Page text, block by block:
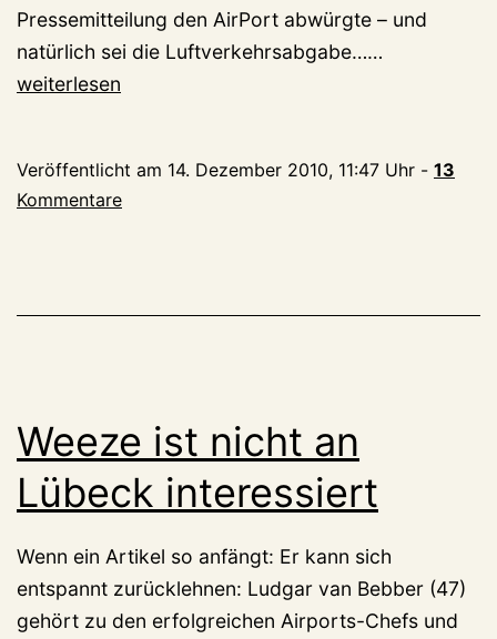
Pressemitteilung den AirPort abwürgte – und
natürlich sei die Luftverkehrsabgabe……
weiterlesen
Veröffentlicht am 14. Dezember 2010, 11:47 Uhr - 13
Kommentare
Weeze ist nicht an
Lübeck interessiert
Wenn ein Artikel so anfängt: Er kann sich
entspannt zurücklehnen: Ludgar van Bebber (47)
gehört zu den erfolgreichen Airports-Chefs und